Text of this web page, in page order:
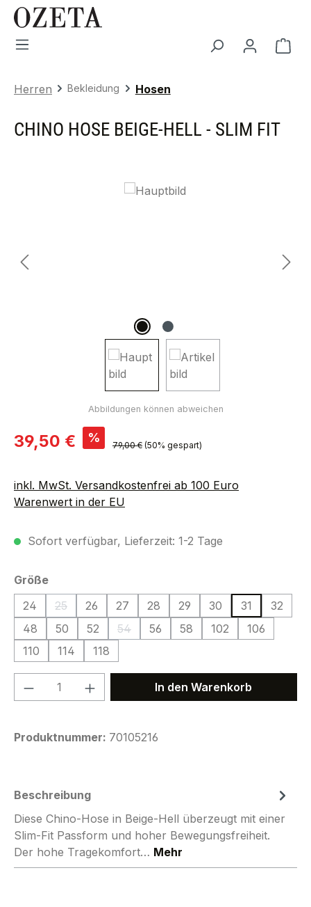
Zum Hauptinhalt springen
Herren Bekleidung Hosen
CHINO HOSE BEIGE-HELL - SLIM FIT
Bildergalerie überspringen
Verkaufspreis:
39,50 € % Regulärer Preis:
79,00 € (50% gespart)
inkl. MwSt. Versandkostenfrei ab 100 Euro
Warenwert in der EU
Sofort verfügbar, Lieferzeit: 1-2 Tage
Größeauswählen
24
25
(Diese Option ist zurzeit nicht verfügbar.)
26 27 28 29 30 31
32
48
50 52 54
(Diese Option ist zurzeit nicht verfügbar.)
56 58 102
106
110
114 118
Produkt Anzahl: Gib denIn den Warenkorb
Produktnummer: 70105216
Beschreibung
Diese Chino-Hose in Beige-Hell überzeugt mit einer
Slim-Fit Passform und hoher Bewegungsfreiheit.
Der hohe Tragekomfort… Mehr